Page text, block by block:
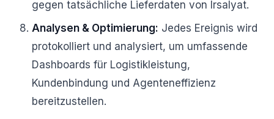
gegen tatsächliche Lieferdaten von Irsalyat.
Analysen & Optimierung: Jedes Ereignis wird
protokolliert und analysiert, um umfassende
Dashboards für Logistikleistung,
Kundenbindung und Agenteneffizienz
bereitzustellen.